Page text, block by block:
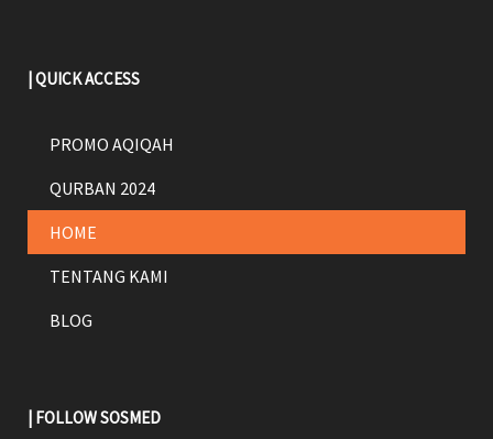
| QUICK ACCESS
PROMO AQIQAH
QURBAN 2024
HOME
TENTANG KAMI
BLOG
| FOLLOW SOSMED